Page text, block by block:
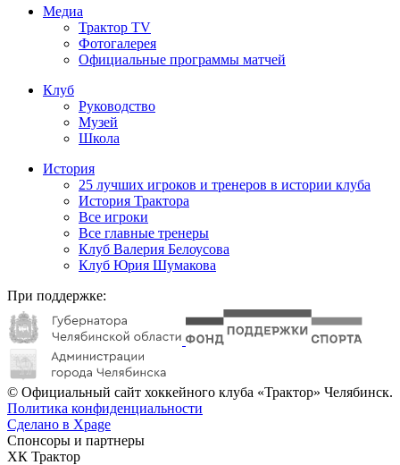
Медиа
Трактор TV
Фотогалерея
Официальные программы матчей
Клуб
Руководство
Музей
Школа
История
25 лучших игроков и тренеров в истории клуба
История Трактора
Все игроки
Все главные тренеры
Клуб Валерия Белоусова
Клуб Юрия Шумакова
При поддержке:
© Официальный сайт хоккейного клуба «Трактор» Челябинск.
Политика конфиденциальности
Сделано в Xpage
Спонсоры и партнеры
ХК Трактор